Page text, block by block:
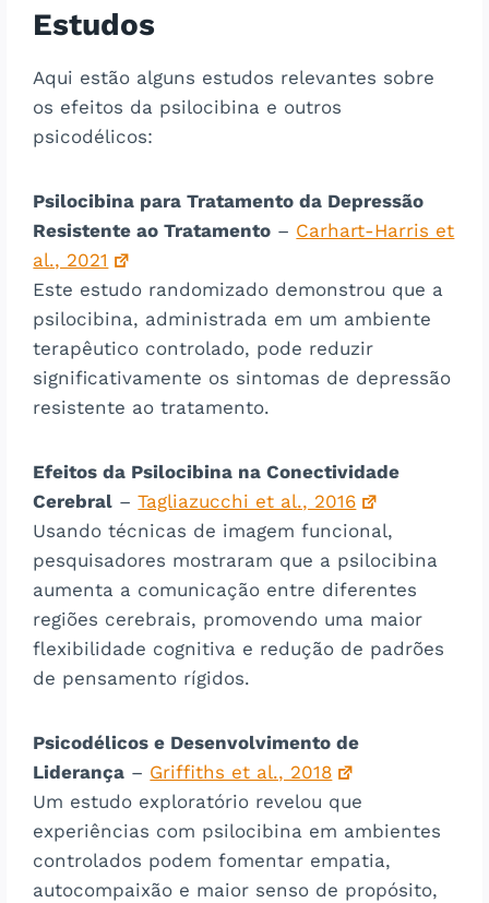
Estudos
Aqui estão alguns estudos relevantes sobre
os efeitos da psilocibina e outros
psicodélicos:
Psilocibina para Tratamento da Depressão
Resistente ao Tratamento – Carhart-Harris et
al., 2021
Este estudo randomizado demonstrou que a
psilocibina, administrada em um ambiente
terapêutico controlado, pode reduzir
significativamente os sintomas de depressão
resistente ao tratamento.
Efeitos da Psilocibina na Conectividade
Cerebral –Tagliazucchi et al., 2016
Usando técnicas de imagem funcional,
pesquisadores mostraram que a psilocibina
aumenta a comunicação entre diferentes
regiões cerebrais, promovendo uma maior
flexibilidade cognitiva e redução de padrões
de pensamento rígidos.
Psicodélicos e Desenvolvimento de
Liderança – Griffiths et al., 2018
Um estudo exploratório revelou que
experiências com psilocibina em ambientes
controlados podem fomentar empatia,
autocompaixão e maior senso de propósito,